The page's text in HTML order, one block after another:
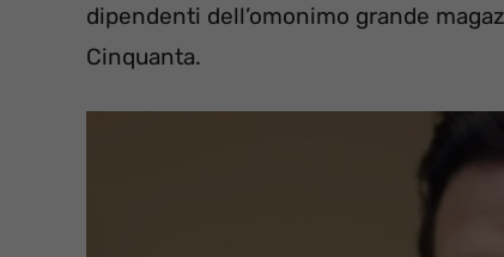
dipendenti dell’omonimo grande
Cinquanta.